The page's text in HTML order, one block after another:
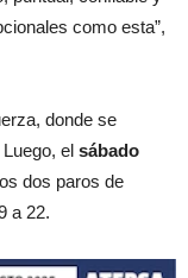
como esta”,
donde se
el sábado
dos paros de
a 22.